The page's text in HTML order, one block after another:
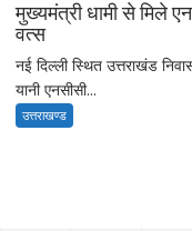
मुख्यमंत्री धामी से मिले
वत्स
नई दिल्ली स्थित उत्तराखंड
यानी एनसीसी...
उत्तराखण्ड